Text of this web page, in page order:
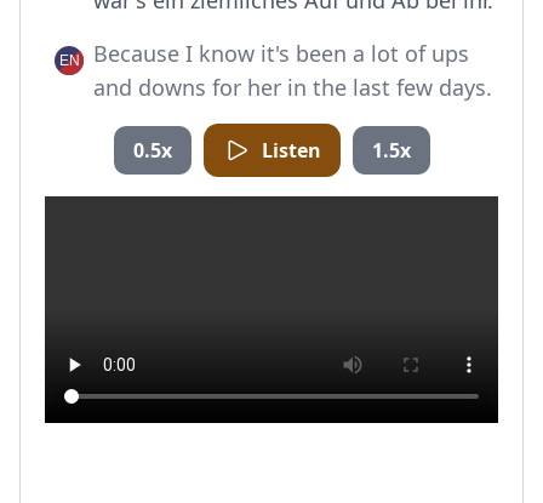
Because I know it's been a lot of ups
and downs for her in the last few days.
0.5x Listen 1.5x